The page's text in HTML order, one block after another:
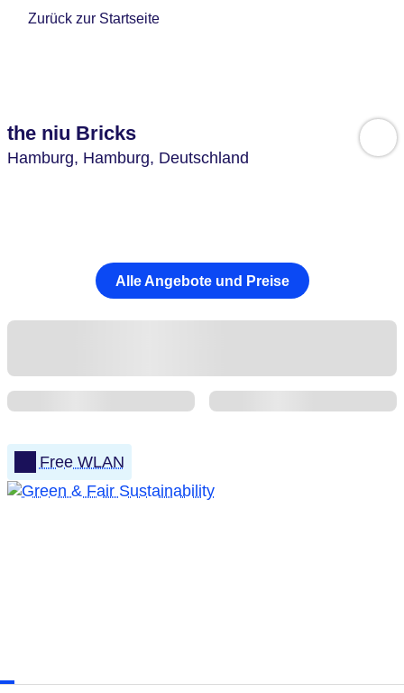
Zurück zur Startseite
the niu Bricks
Hamburg, Hamburg, Deutschland
Alle Angebote und Preise
Free WLAN